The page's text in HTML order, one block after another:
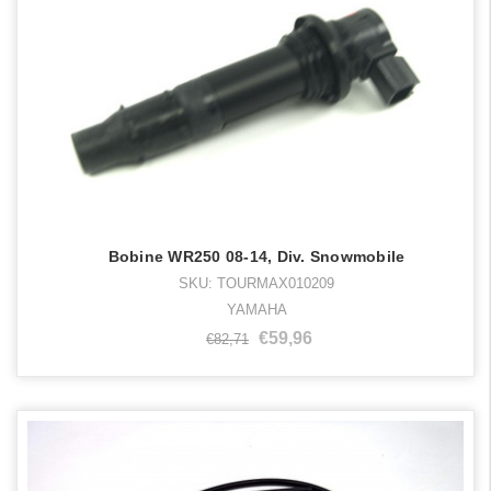
Bobine WR250 08-14, Div. Snowmobile
SKU: TOURMAX010209
YAMAHA
€82,71 €59,96